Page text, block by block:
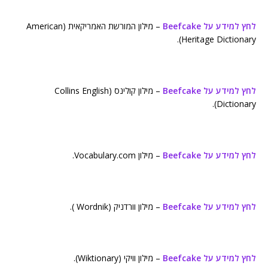
לחץ למידע על Beefcake
– מילון המורשת האמריקאית (American
Heritage Dictionary).
לחץ למידע על Beefcake
– מילון קולינס (Collins English
Dictionary).
לחץ למידע על Beefcake – מילון Vocabulary.com.
לחץ למידע על Beefcake – מילון וורדניק (Wordnik ).
לחץ למידע על Beefcake – מילון וויקי (Wiktionary).